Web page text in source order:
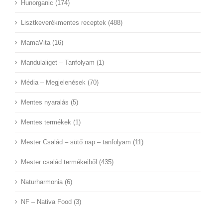
Hunorganic (174)
Lisztkeverékmentes receptek (488)
MamaVita (16)
Mandulaliget – Tanfolyam (1)
Média – Megjelenések (70)
Mentes nyaralás (5)
Mentes termékek (1)
Mester Család – sütő nap – tanfolyam (11)
Mester család termékeiből (435)
Naturharmonia (6)
NF – Nativa Food (3)